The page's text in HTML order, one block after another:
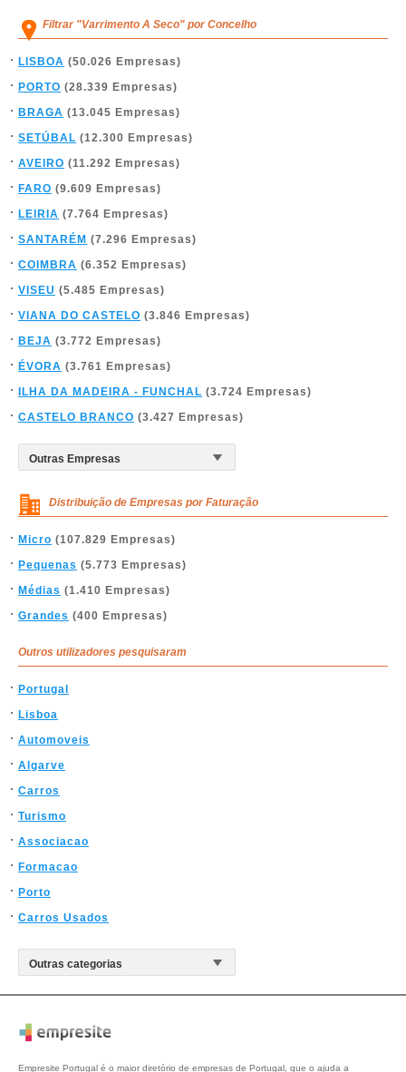
Filtrar "Varrimento A Seco" por Concelho
LISBOA (50.026 Empresas)
PORTO (28.339 Empresas)
BRAGA (13.045 Empresas)
SETÚBAL (12.300 Empresas)
AVEIRO (11.292 Empresas)
FARO (9.609 Empresas)
LEIRIA (7.764 Empresas)
SANTARÉM (7.296 Empresas)
COIMBRA (6.352 Empresas)
VISEU (5.485 Empresas)
VIANA DO CASTELO (3.846 Empresas)
BEJA (3.772 Empresas)
ÉVORA (3.761 Empresas)
ILHA DA MADEIRA - FUNCHAL (3.724 Empresas)
CASTELO BRANCO (3.427 Empresas)
Distribuição de Empresas por Faturação
Micro (107.829 Empresas)
Pequenas (5.773 Empresas)
Médias (1.410 Empresas)
Grandes (400 Empresas)
Outros utilizadores pesquisaram
Portugal
Lisboa
Automoveis
Algarve
Carros
Turismo
Associacao
Formacao
Porto
Carros Usados
Empresite Portugal é o maior diretório de empresas de Portugal, que o ajuda a